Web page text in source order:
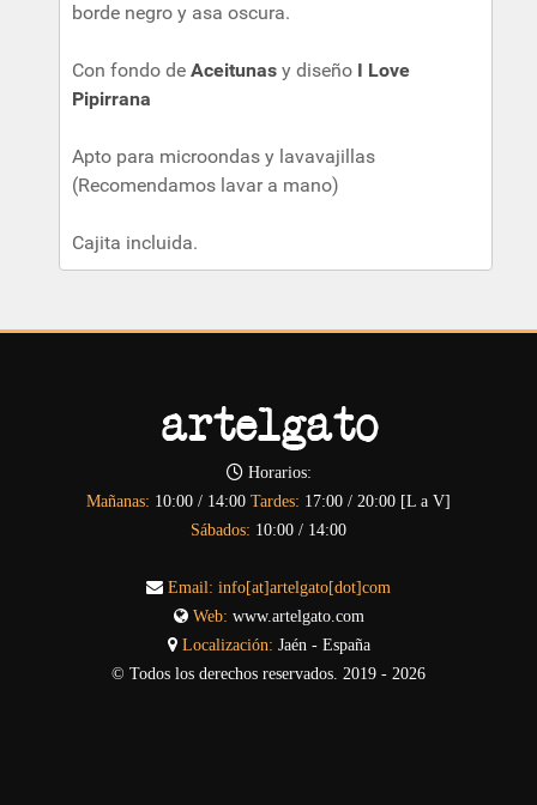
borde negro y asa oscura.
Con fondo de Aceitunas y diseño I Love
Pipirrana
Apto para microondas y lavavajillas
(Recomendamos lavar a mano)
Cajita incluida.
Horarios:
Mañanas: 10:00 / 14:00 Tardes: 17:00 / 20:00 [L a V]
Sábados: 10:00 / 14:00
Email: info[at]artelgato[dot]com
Web: www.artelgato.com
Localización: Jaén - España
© Todos los derechos reservados. 2019 - 2026